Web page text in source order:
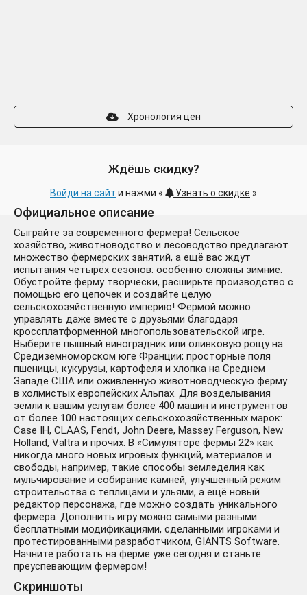
Хронология цен
Ждёшь скидку?
Войди на сайт и нажми « Узнать о скидке »
Официальное описание
Сыграйте за современного фермера! Сельское
хозяйство, животноводство и лесоводство предлагают
множество фермерских занятий, а ещё вас ждут
испытания четырёх сезонов: особенно сложны зимние.
Обустройте ферму творчески, расширьте производство с
помощью его цепочек и создайте целую
сельскохозяйственную империю! Фермой можно
управлять даже вместе с друзьями благодаря
кроссплатформенной многопользовательской игре.
Выберите пышный виноградник или оливковую рощу на
Средиземноморском юге Франции; просторные поля
пшеницы, кукурузы, картофеля и хлопка на Среднем
Западе США или оживлённую животноводческую ферму
в холмистых европейских Альпах. Для возделывания
земли к вашим услугам более 400 машин и инструментов
от более 100 настоящих сельскохозяйственных марок:
Case IH, CLAAS, Fendt, John Deere, Massey Ferguson, New
Holland, Valtra и прочих. В «Симуляторе фермы 22» как
никогда много новых игровых функций, материалов и
свободы, например, такие способы земледелия как
мульчирование и собирание камней, улучшенный режим
строительства с теплицами и ульями, а ещё новый
редактор персонажа, где можно создать уникального
фермера. Дополнить игру можно самыми разными
бесплатными модификациями, сделанными игроками и
протестированными разработчиком, GIANTS Software.
Начните работать на ферме уже сегодня и станьте
преуспевающим фермером!
Скриншоты